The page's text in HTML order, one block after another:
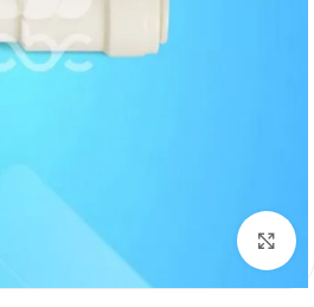
برای بزرگنمایی کلیک کنید